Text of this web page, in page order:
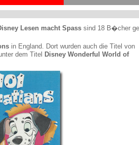
Lesen macht Spass sind 18 B�cher
in England. Dort wurden auch die Titel von
dem Titel Disney Wonderful World of